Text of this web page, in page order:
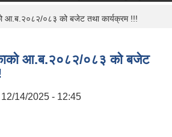
आ.ब.२०८२/०८३ को बजेट तथा कार्यक्रम !!!
आ.ब.२०८२/०८३ को बजेट
14/2025 - 12:45